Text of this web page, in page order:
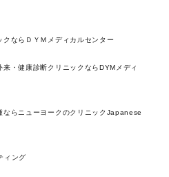
ならＤＹＭメディカルセンター
・健康診断クリニックならDYMメディ
ならニューヨークのクリニックJapanese
ィング